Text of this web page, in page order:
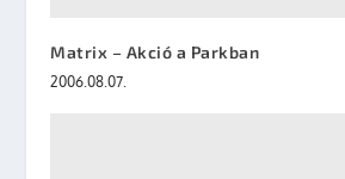
Matrix – Akció a Parkban
2006.08.07.